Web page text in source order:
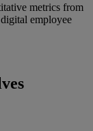
metrics from
employee